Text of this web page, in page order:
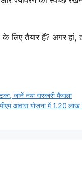
लिए तैयार हैं? अगर
जानें नया सरकारी फैसला
आवास योजना में 1.20